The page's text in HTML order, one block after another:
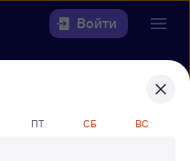
Войти
найти
— Пенза-1
ПТ СБ ВС